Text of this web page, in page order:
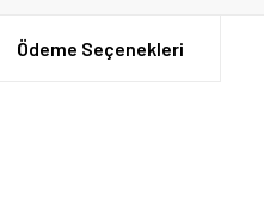
Ödeme Seçenekleri